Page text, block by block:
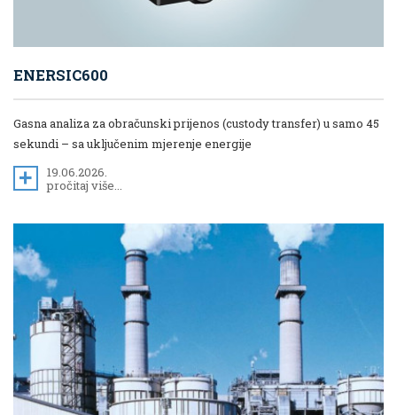
ENERSIC600
Gasna analiza za obračunski prijenos (custody transfer) u samo 45
sekundi – sa uključenim mjerenje energije
19.06.2026.
pročitaj više...